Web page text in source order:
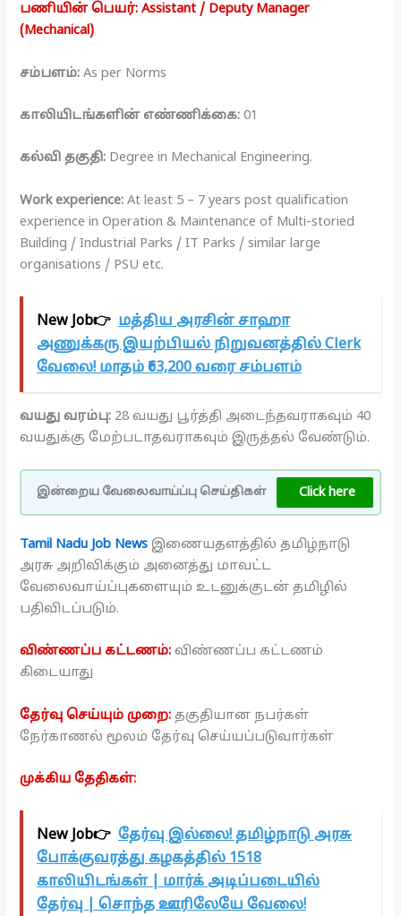
பணியின் பெயர்: Assistant / Deputy Manager
(Mechanical)
சம்பளம்: As per Norms
காலியிடங்களின் எண்ணிக்கை: 01
கல்வி தகுதி: Degree in Mechanical Engineering.
Work experience: At least 5 – 7 years post qualification
experience in Operation & Maintenance of Multi-storied
Building / Industrial Parks / IT Parks / similar large
organisations / PSU etc.
New Job👉 மத்திய அரசின் சாஹா
அணுக்கரு இயற்பியல் நிறுவனத்தில் Clerk
வேலை! மாதம் ₹63,200 வரை சம்பளம்
வயது வரம்பு: 28 வயது பூர்த்தி அடைந்தவராகவும் 40
வயதுக்கு மேற்படாதவராகவும் இருத்தல் வேண்டும்.
இன்றைய வேலைவாய்ப்பு செய்திகள் Click here
Tamil Nadu Job News இணையதளத்தில் தமிழ்நாடு
அரசு அறிவிக்கும் அனைத்து மாவட்ட
வேலைவாய்ப்புகளையும் உடனுக்குடன் தமிழில்
பதிவிடப்படும்.
விண்ணப்ப கட்டணம்:விண்ணப்ப கட்டணம்
கிடையாது
தேர்வு செய்யும் முறை: தகுதியான நபர்கள்
நேர்காணல் மூலம் தேர்வு செய்யப்படுவார்கள்
முக்கிய தேதிகள்:
New Job👉 தேர்வு இல்லை! தமிழ்நாடு அரசு
போக்குவரத்து கழகத்தில் 1518
காலியிடங்கள் | மார்க் அடிப்படையில்
தேர்வு | சொந்த ஊரிலேயே வேலை!